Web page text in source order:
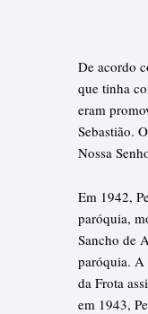
De acordo
que tinha
eram
Sebastião.
Nossa
Em 1942,
paróquia,
Sancho de
paróquia. A
da Frota
em 1943,